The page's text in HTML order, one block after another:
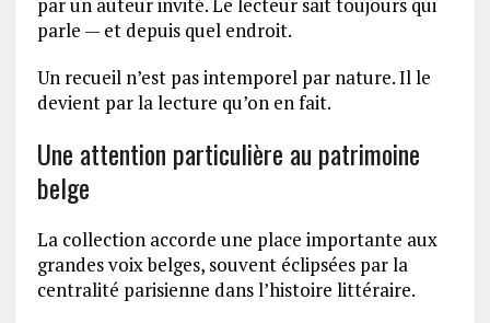
parle — et depuis quel endroit.
Un recueil n’est pas intemporel par nature. Il le
devient par la lecture qu’on en fait.
Une attention particulière au patrimoine
belge
La collection accorde une place importante aux
grandes voix belges, souvent éclipsées par la
centralité parisienne dans l’histoire littéraire.